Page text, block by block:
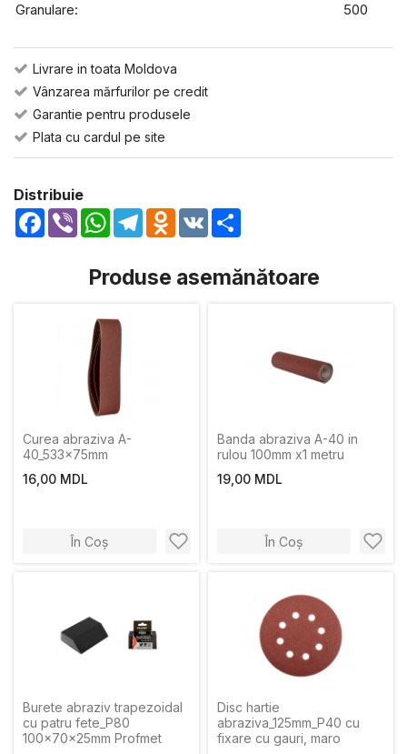
Granulare:
500
Livrare in toata Moldova
Vânzarea mărfurilor pe credit
Garantie pentru produsele
Plata cu cardul pe site
Distribuie
Facebook
Viber WhatsApp
TelegramOdnoklassniki
VK
Produse asemănătoare
Curea abraziva A-
40_533x75mm
16,00 MDL
În Coș
Banda abraziva A-40 in
rulou 100mm х1 metru
19,00 MDL
În Coș
Burete abraziv trapezoidal
cu patru fete_P80
100x70x25mm Profmet
Disc hartie
abraziva_125mm_P40 cu
fixare cu gauri, maro